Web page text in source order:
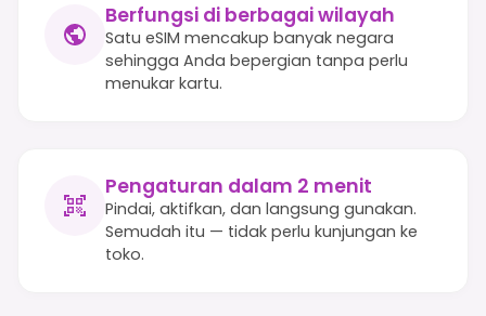
Berfungsi di berbagai wilayah
Satu eSIM mencakup banyak negara
sehingga Anda bepergian tanpa perlu
menukar kartu.
Pengaturan dalam 2 menit
Pindai, aktifkan, dan langsung gunakan.
Semudah itu — tidak perlu kunjungan ke
toko.